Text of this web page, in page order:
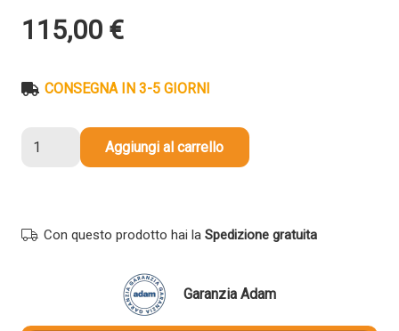
115,00 €
CONSEGNA IN 3-5 GIORNI
compatibile
CIANO
Aggiungi al carrello
Con questo prodotto hai la Spedizione gratuita
Garanzia Adam